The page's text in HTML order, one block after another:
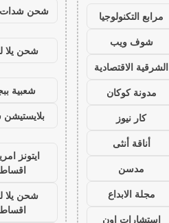
مرابع التكنولوجيا
شوف ويب
الشرقية الاقتصادية
مدونة كوكان
كار نيوز
أناقة أنثى
مدسن
مجلة الابداع
استشارات اون
شحن شدات
شحن يلا
شعبية
بلايستيشن
ايتونز
اقساط
شحن يلا
اقساط